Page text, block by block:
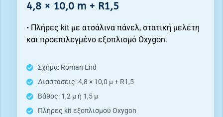
4,8 × 10,0 m + R1,5
• Πλήρες kit με ατσάλινα πάνελ, στατική μελέτη
και προεπιλεγμένο εξοπλισμό Oxygon.
Σχήμα: Roman End
Διαστάσεις: 4,8 × 10,0 μ + R1,5
Βάθος: 1,2 μ ή 1,5 μ
Πλήρες kit εξοπλισμού Oxygon